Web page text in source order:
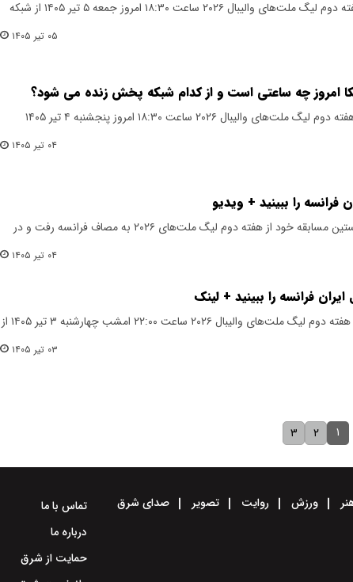
بازی والیبال ایران ژاپن در هفته دوم لیگ ملت‌های والیبال ۲۰۲۶ ساعت ۱۸:۳۰ امروز جمعه ۵ تیر ۱۴۰۵ از شبکه
۰۵ تیر ۱۴۰۵
امروز چه ساعتی است و از کدام شبکه پخش زنده می شود؟
بازی والیبال ایران آمریکا در هفته دوم لیگ ملت‌های والیبال ۲۰۲۶ ساعت ۱۸:۳۰ امروز پنجشنبه ۴ تیر ۱۴۰۵
۰۴ تیر ۱۴۰۵
فرانسه را ببینید + ویدیو
تیم ملی والیبال ایران در نخستین مسابقه خود از هفته دوم لیگ ملت‌های ۲۰۲۶ به مصاف فرانسه رفت و در
۰۴ تیر ۱۴۰۵
فرانسه را ببینید + لینک
بازی والیبال ایران فرانسه در هفته دوم لیگ ملت‌های والیبال ۲۰۲۶ ساعت ۲۲:۰۰ امشب چهارشنبه ۳ تیر ۱۴۰۵ از
۰۳ تیر ۱۴۰۵
۱ ۲ ۳
ورزش روایت تصویر صدای شرق
تماس با ما
درباره ما
حمایت از شرق